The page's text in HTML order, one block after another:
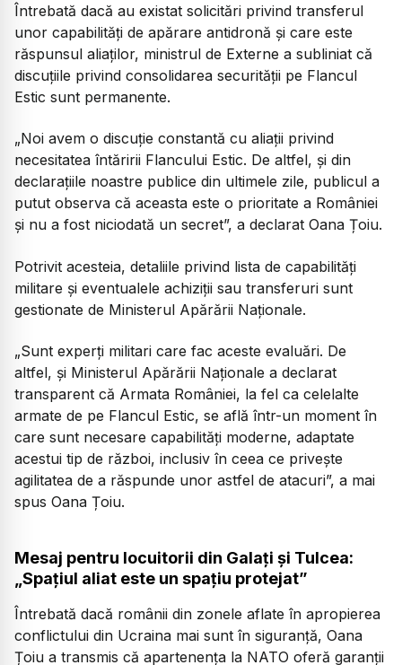
Întrebată dacă au existat solicitări privind transferul
unor capabilități de apărare antidronă și care este
răspunsul aliaților, ministrul de Externe a subliniat că
discuțiile privind consolidarea securității pe Flancul
Estic sunt permanente.
„Noi avem o discuție constantă cu aliații privind
necesitatea întăririi Flancului Estic. De altfel, și din
declarațiile noastre publice din ultimele zile, publicul a
putut observa că aceasta este o prioritate a României
și nu a fost niciodată un secret”, a declarat Oana Țoiu.
Potrivit acesteia, detaliile privind lista de capabilități
militare și eventualele achiziții sau transferuri sunt
gestionate de Ministerul Apărării Naționale.
„Sunt experți militari care fac aceste evaluări. De
altfel, și Ministerul Apărării Naționale a declarat
transparent că Armata României, la fel ca celelalte
armate de pe Flancul Estic, se află într-un moment în
care sunt necesare capabilități moderne, adaptate
acestui tip de război, inclusiv în ceea ce privește
agilitatea de a răspunde unor astfel de atacuri”, a mai
spus Oana Țoiu.
Mesaj pentru locuitorii din Galați și Tulcea:
„Spațiul aliat este un spațiu protejat”
Întrebată dacă românii din zonele aflate în apropierea
conflictului din Ucraina mai sunt în siguranță, Oana
Țoiu a transmis că apartenența la NATO oferă garanții